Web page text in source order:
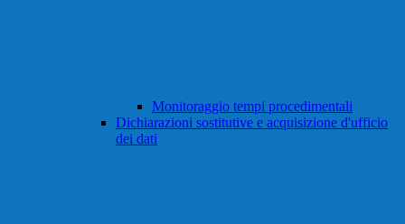
Monitoraggio tempi procedimentali
Dichiarazioni sostitutive e acquisizione d'ufficio
dei dati